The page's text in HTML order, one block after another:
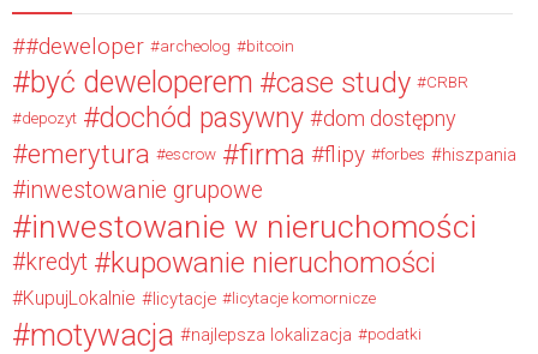
#deweloper archeolog bitcoin
być deweloperem case study
CRBR
depozyt
dochód pasywny dom dostępny
emerytura escrow firma flipy forbes hiszpania
inwestowanie grupowe
inwestowanie w nieruchomości
kredyt kupowanie nieruchomości
KupujLokalnie licytacje licytacje komornicze
motywacja najlepsza lokalizacja
podatki